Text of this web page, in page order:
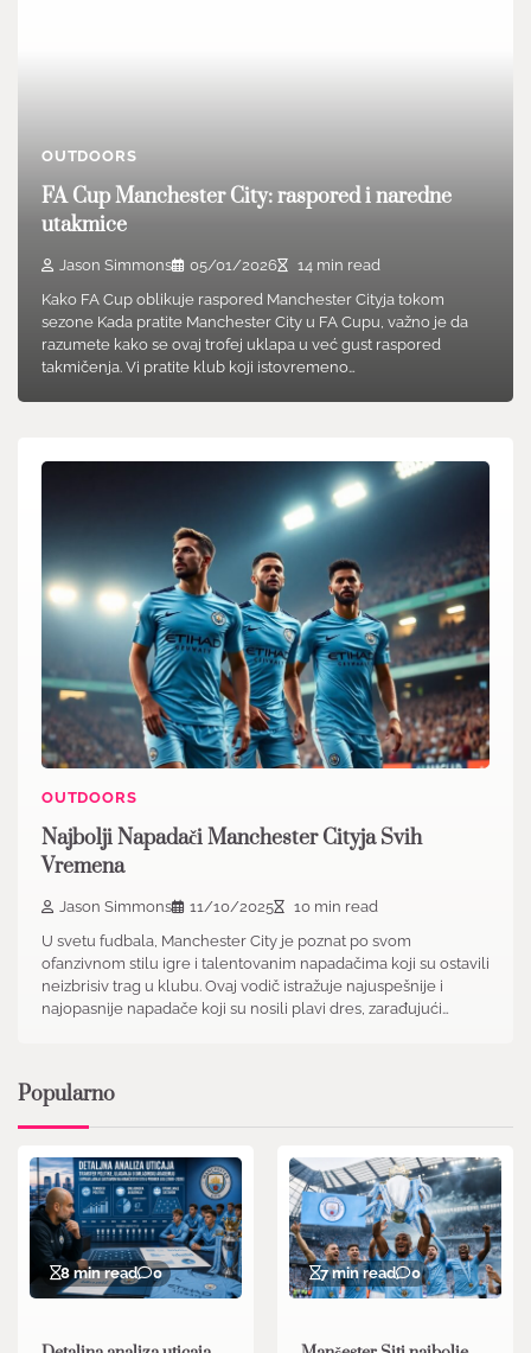
OUTDOORS
FA Cup Manchester City: raspored i naredne
utakmice
Jason Simmons 05/01/2026
14 min read
Kako FA Cup oblikuje raspored Manchester Cityja tokom
sezone Kada pratite Manchester City u FA Cupu, važno je da
razumete kako se ovaj trofej uklapa u već gust raspored
takmičenja. Vi pratite klub koji istovremeno…
OUTDOORS
Najbolji Napadači Manchester Cityja Svih
Vremena
Jason Simmons 11/10/2025
10 min read
U svetu fudbala, Manchester City je poznat po svom
ofanzivnom stilu igre i talentovanim napadačima koji su ostavili
neizbrisiv trag u klubu. Ovaj vodič istražuje najuspešnije i
najopasnije napadače koji su nosili plavi dres, zarađujući…
Popularno
8 min read 0 7 min read 0